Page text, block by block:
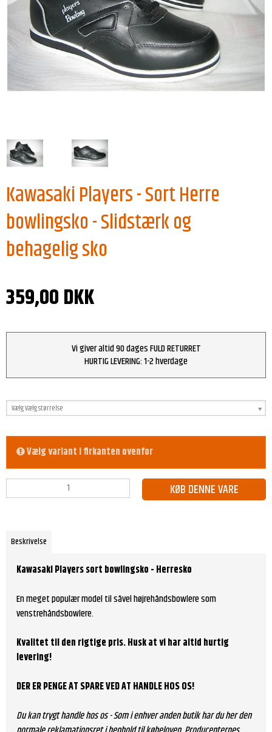
Kawasaki Players - Sort Herre
bowlingsko - Slidstærk og
behagelig sko
359,00 DKK
Vi giver altid 90 dages FULD RETURRET
HURTIG LEVERING: 1-2 hverdage
Vælg Vælg størrelse
Vælg variant i firkanten ovenfor
KØB DENNE VARE
Beskrivelse
Kawasaki Players sort bowlingsko - Herresko
En meget populær model til såvel højrehåndsbowlere som
venstrehåndsbowlere.
Kvalitet til den rigtige pris. Husk atvi har altid hurtig
levering!
DER ER PENGE AT SPARE VED AT HANDLE HOS OS!
Du kan trygt handle hos os - Som i enhver anden butik har du her den